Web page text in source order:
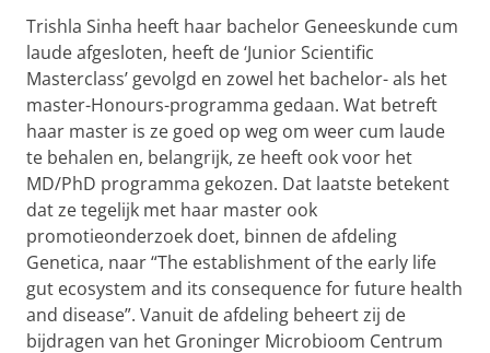
Trishla Sinha heeft haar bachelor Geneeskunde cum
laude afgesloten, heeft de ‘Junior Scientific
Masterclass’ gevolgd en zowel het bachelor- als het
master-Honours-programma gedaan. Wat betreft
haar master is ze goed op weg om weer cum laude
te behalen en, belangrijk, ze heeft ook voor het
MD/PhD programma gekozen. Dat laatste betekent
dat ze tegelijk met haar master ook
promotieonderzoek doet, binnen de afdeling
Genetica, naar “The establishment of the early life
gut ecosystem and its consequence for future health
and disease”. Vanuit de afdeling beheert zij de
bijdragen van het Groninger Microbioom Centrum